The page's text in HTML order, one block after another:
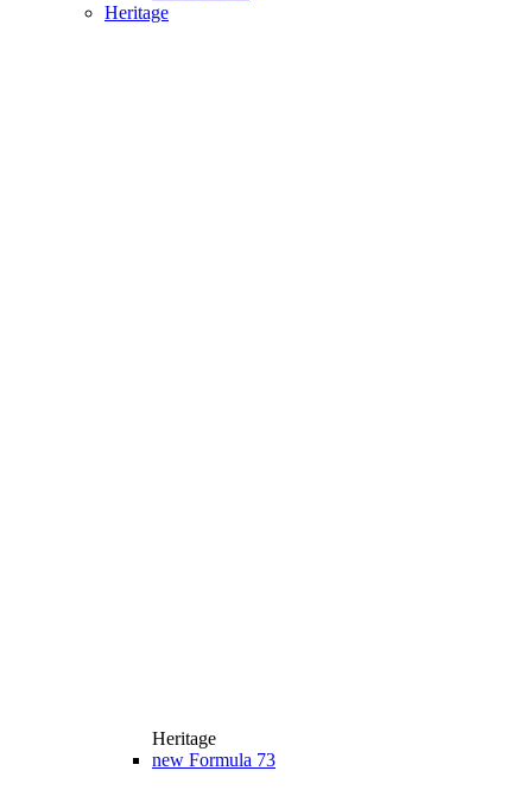
Heritage
Heritage
new Formula 73